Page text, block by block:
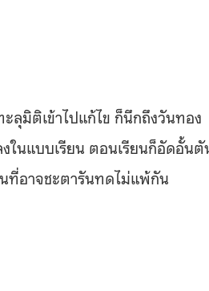
ลุมิติเข้าไปแก้ไข ก็นึกถึงวันทอง
งในแบบเรียน ตอนเรียนก็อัดอั้นตั
ที่อาจชะตารันทดไม่แพ้กัน